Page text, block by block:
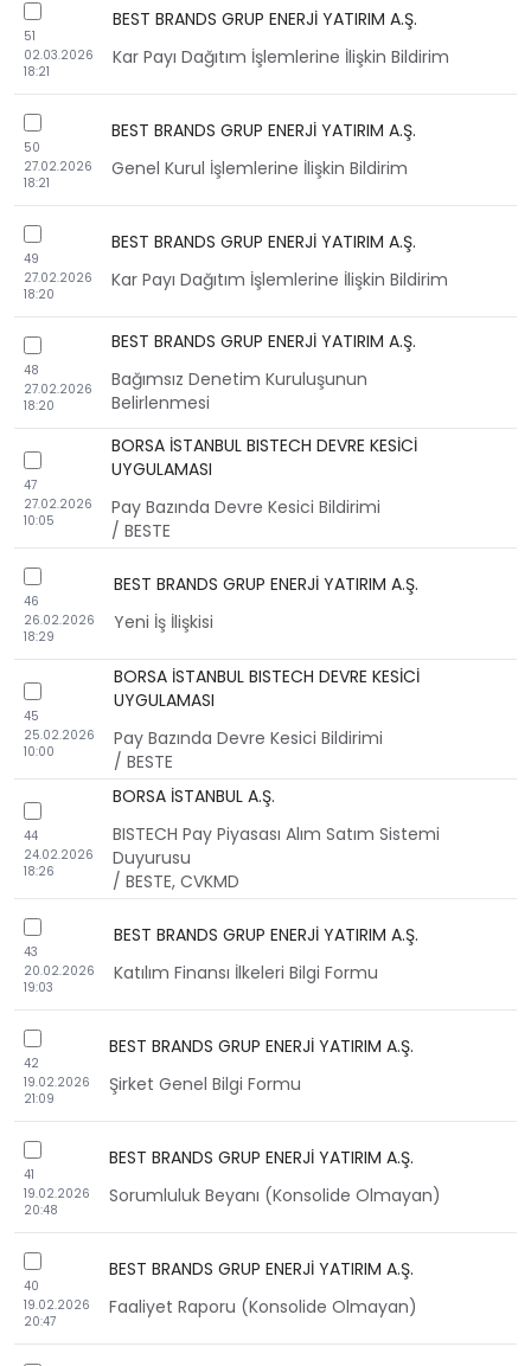
checkbox
51
02.03.2026
18:21
BEST BRANDS GRUP ENERJİ YATIRIM A.Ş.
Kar Payı Dağıtım İşlemlerine İlişkin Bildirim
checkbox
50
27.02.2026
18:21
BEST BRANDS GRUP ENERJİ YATIRIM A.Ş.
Genel Kurul İşlemlerine İlişkin Bildirim
checkbox
49
27.02.2026
18:20
BEST BRANDS GRUP ENERJİ YATIRIM A.Ş.
Kar Payı Dağıtım İşlemlerine İlişkin Bildirim
checkbox
48
27.02.2026
18:20
BEST BRANDS GRUP ENERJİ YATIRIM A.Ş.
Bağımsız Denetim Kuruluşunun
Belirlenmesi
checkbox
47
27.02.2026
10:05
BORSA İSTANBUL BISTECH DEVRE KESİCİ
UYGULAMASI
Pay Bazında Devre Kesici Bildirimi
/ BESTE
checkbox
46
26.02.2026
18:29
BEST BRANDS GRUP ENERJİ YATIRIM A.Ş.
Yeni İş İlişkisi
checkbox
45
25.02.2026
10:00
BORSA İSTANBUL BISTECH DEVRE KESİCİ
UYGULAMASI
Pay Bazında Devre Kesici Bildirimi
/ BESTE
checkbox
44
24.02.2026
18:26
BORSA İSTANBUL A.Ş.
BISTECH Pay Piyasası Alım Satım Sistemi
Duyurusu
/ BESTE, CVKMD
checkbox
43
20.02.2026
19:03
BEST BRANDS GRUP ENERJİ YATIRIM A.Ş.
Katılım Finansı İlkeleri Bilgi Formu
checkbox
42
19.02.2026
21:09
BEST BRANDS GRUP ENERJİ YATIRIM A.Ş.
Şirket Genel Bilgi Formu
checkbox
41
19.02.2026
20:48
BEST BRANDS GRUP ENERJİ YATIRIM A.Ş.
Sorumluluk Beyanı (Konsolide Olmayan)
checkbox
40
19.02.2026
20:47
BEST BRANDS GRUP ENERJİ YATIRIM A.Ş.
Faaliyet Raporu (Konsolide Olmayan)